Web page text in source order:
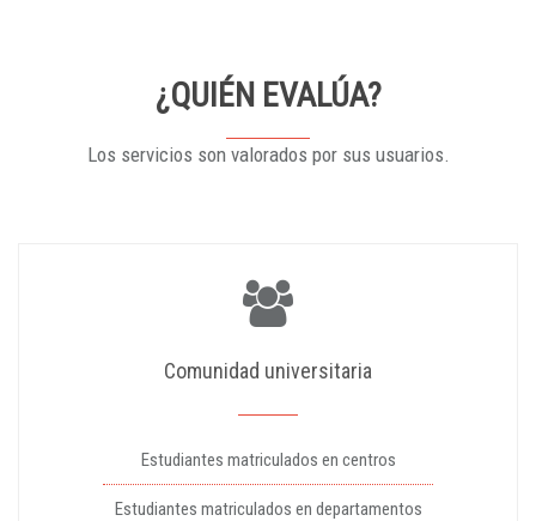
¿QUIÉN EVALÚA?
Los servicios son valorados por sus usuarios.
Comunidad universitaria
Estudiantes matriculados en centros
Estudiantes matriculados en departamentos